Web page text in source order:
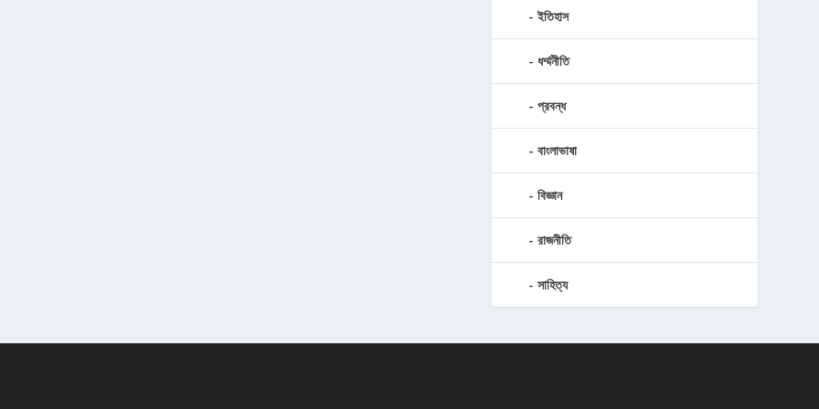
ইতিহাস
ধর্ম্মনীতি
প্রবন্ধ
বাংলাভাষা
বিজ্ঞান
রাজনীতি
সাহিত্য